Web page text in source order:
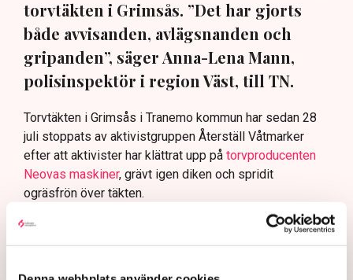
torvtäkten i Grimsås. ”Det har gjorts
både avvisanden, avlägsnanden och
gripanden”, säger Anna-Lena Mann,
polisinspektör i region Väst, till TN.
Torvtäkten i Grimsås i Tranemo kommun har sedan 28
juli stoppats av aktivistgruppen Återställ Våtmarker
efter att aktivister har klättrat upp på torvproducenten
Neovas maskiner, grävt igen diken och spridit
ogräsfrön över täkten.
Aktivisterna klättrar upp på
maskiner – polisen kan inte